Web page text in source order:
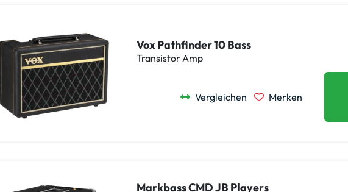
Vox Pathfinder 10 Bass
Transistor Amp
Vergleichen Merken
Markbass CMD JB Players